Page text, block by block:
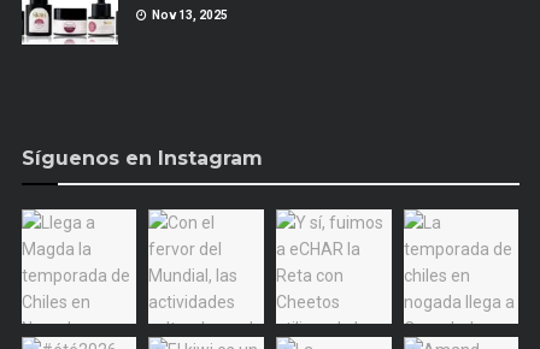
Nov 13, 2025
Síguenos en Instagram